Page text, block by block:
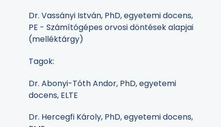
Dr. Vassányi István, PhD, egyetemi docens,
PE - Számítógépes orvosi döntések alapjai
(melléktárgy)
Tagok:
Dr. Abonyi-Tóth Andor, PhD, egyetemi
docens, ELTE
Dr. Hercegfi Károly, PhD, egyetemi docens,